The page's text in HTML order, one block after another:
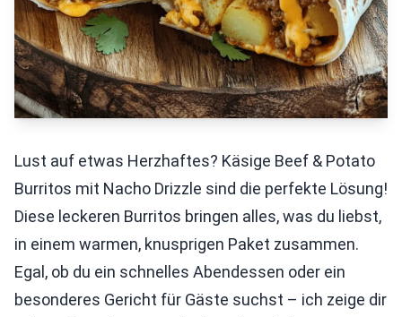
Lust auf etwas Herzhaftes? Käsige Beef & Potato
Burritos mit Nacho Drizzle sind die perfekte Lösung!
Diese leckeren Burritos bringen alles, was du liebst,
in einem warmen, knusprigen Paket zusammen.
Egal, ob du ein schnelles Abendessen oder ein
besonderes Gericht für Gäste suchst – ich zeige dir